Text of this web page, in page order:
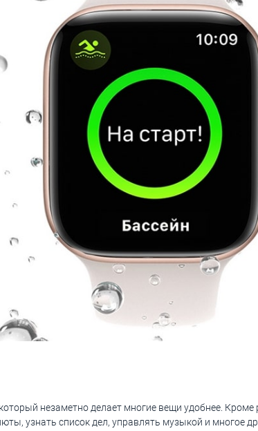
незаметно делает многие вещи удобнее.
узнать список дел, управлять музыкой и многое